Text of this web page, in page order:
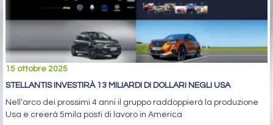
15 ottobre 2025
STELLANTIS INVESTIRÀ 13 MILIARDI DI DOLLARI NEGLI USA
Nell’arco dei prossimi 4 anni il gruppo raddoppierà la produzione
Usa e creerà 5mila posti di lavoro in America